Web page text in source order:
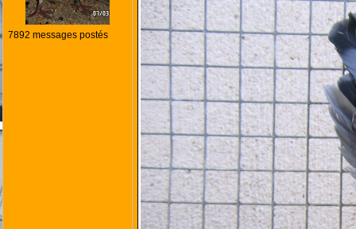
7892 messages postés